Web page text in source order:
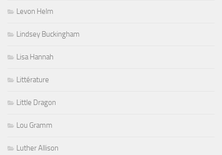
Levon Helm
Lindsey Buckingham
Lisa Hannah
Littérature
Little Dragon
Lou Gramm
Luther Allison